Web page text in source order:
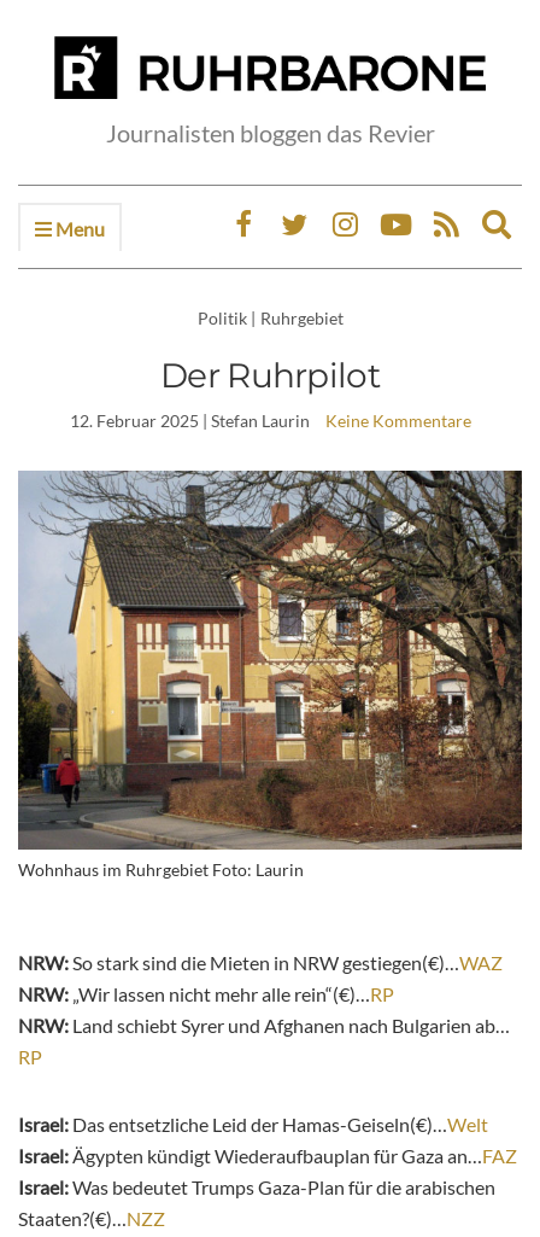
Journalisten bloggen das Revier
Menu
Politik | Ruhrgebiet
Der Ruhrpilot
12. Februar 2025 | Stefan Laurin Keine Kommentare
Wohnhaus im Ruhrgebiet Foto: Laurin
NRW:So stark sind die Mieten in NRW gestiegen(€)…WAZ
NRW: „Wir lassen nicht mehr alle rein“(€)…RP
NRW: Land schiebt Syrer und Afghanen nach Bulgarien ab…
RP
Israel: Das entsetzliche Leid der Hamas-Geiseln(€)…Welt
Israel:Ägypten kündigt Wiederaufbauplan für Gaza an…FAZ
Israel:Was bedeutet Trumps Gaza-Plan für die arabischen
Staaten?(€)…NZZ